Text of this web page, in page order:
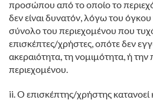
προσώπου από το οποίο το
δεν είναι δυνατόν, λόγω του όγκου
σύνολο του περιεχομένου που
επισκέπτες/χρήστες, οπότε δεν
ακεραιότητα, τη νομιμότητα, ή την
περιεχομένου.
ii. Ο επισκέπτης/χρήστης κατανοεί